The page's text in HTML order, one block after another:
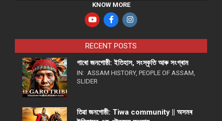
KNOW MORE
RECENT POSTS
গাৰো জনগোষ্ঠী: ইতিহাস, সংস্কৃতি আৰু সংগ্ৰাম
IN: ASSAM HISTORY, PEOPLE OF ASSAM
SLIDER
তিৱা জনগোষ্ঠী: Tiwa community || অসমৰ